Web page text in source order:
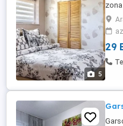
5
de
29